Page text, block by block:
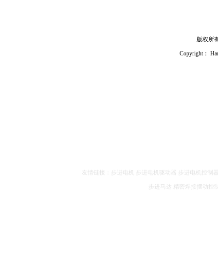
版权所
Copyright：
友情链接： 步进电机 步进电机驱动器 步进电机控制
步进马达 精密焊接摆动控